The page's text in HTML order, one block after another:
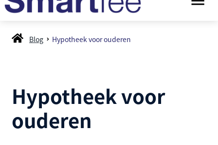
Blog Hypotheek voor ouderen
Hypotheek voor
ouderen